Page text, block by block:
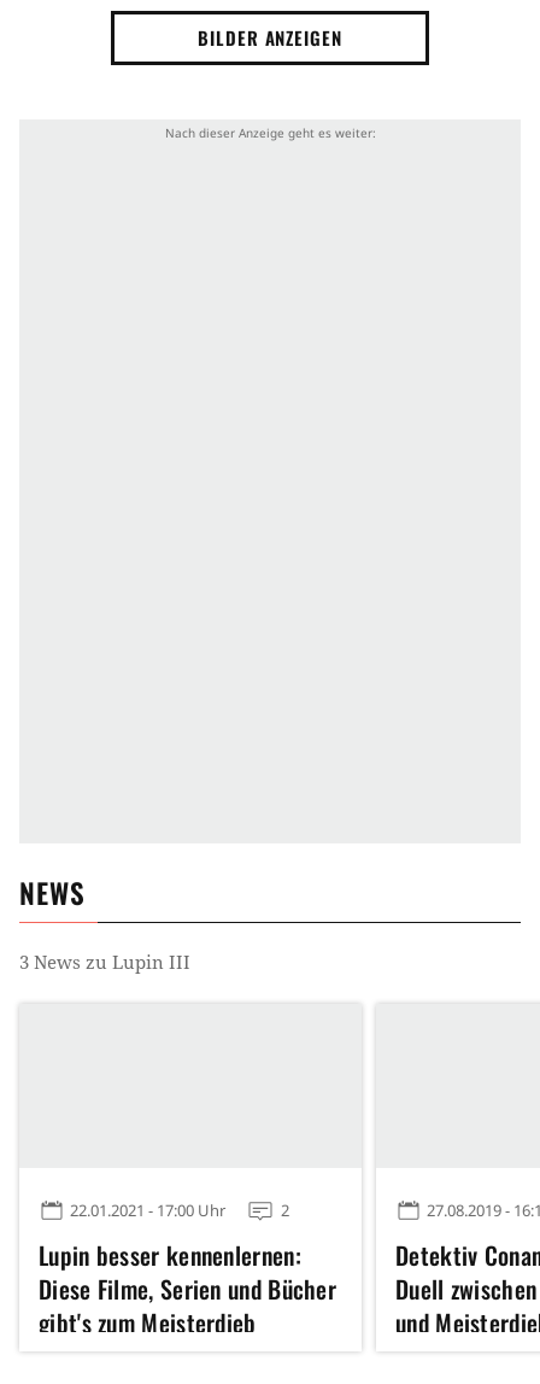
BILDER ANZEIGEN
NEWS
3 News zu Lupin III
22.01.2021 - 17:00 Uhr 2
Lupin besser kennenlernen:
Diese Filme, Serien und Bücher
gibt's zum Meisterdieb
27.08.2019 -
Detektiv
Duell
und